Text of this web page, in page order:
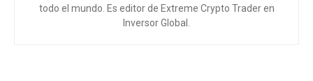
todo el mundo . Es editor de Extreme Crypto Trader en
Inversor Global.